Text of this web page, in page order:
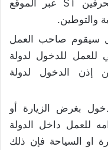
عرض العمل الموجود بعد الحرفين ST عبر الموقع
والتوطين.
سيقوم صاحب العمل
للعمل للدخول لدولة
إذن الدخول لدولة
بغرض الزيارة أو
للعمل داخل الدولة
او السياحة فإن ذلك